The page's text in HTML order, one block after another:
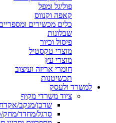
פוליגל ומפל
קאפה וקנווס
כלים מכשירים
שבלונות
פיסול וכיור
מוצרי טקסטיל
מוצרי עץ
חומרי אריזה ועיצוב
תכשיטנות
למשרד ולעסק
ציוד משרדי מקיף
שדכן/מנקב/
סרגל/מחדד/